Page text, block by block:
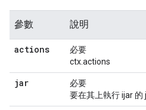
參數 說明
actions
必要
ctx.actions
jar
必要
要在其上執行 ijar 的